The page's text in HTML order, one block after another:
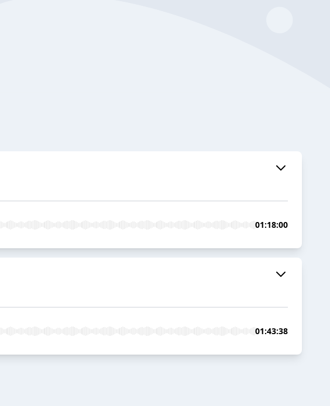
01:18:00
01:43:38